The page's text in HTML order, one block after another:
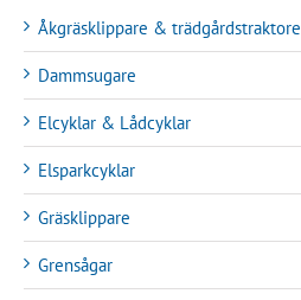
Åkgräsklippare &
Dammsugare
Elcyklar & Lådcyklar
Elsparkcyklar
Gräsklippare
Grensågar